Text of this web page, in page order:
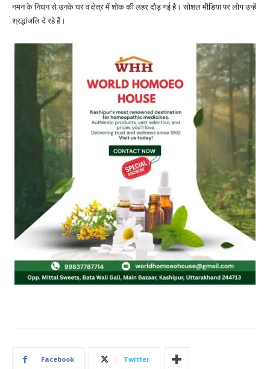
नमन के निधन से उनके घर व क्षेत्र में शोक की लहर दौड़ गई है। सोशल मीडिया पर लोग उन्हें
श्रद्धांजलि दे रहे हैं।
Facebook Twitter